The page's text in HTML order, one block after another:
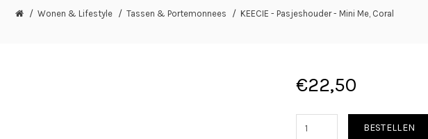
Wonen & Lifestyle Tassen & Portemonnees KEECIE - Pasjeshouder - Mini Me, Coral
€22,50
BESTELLEN